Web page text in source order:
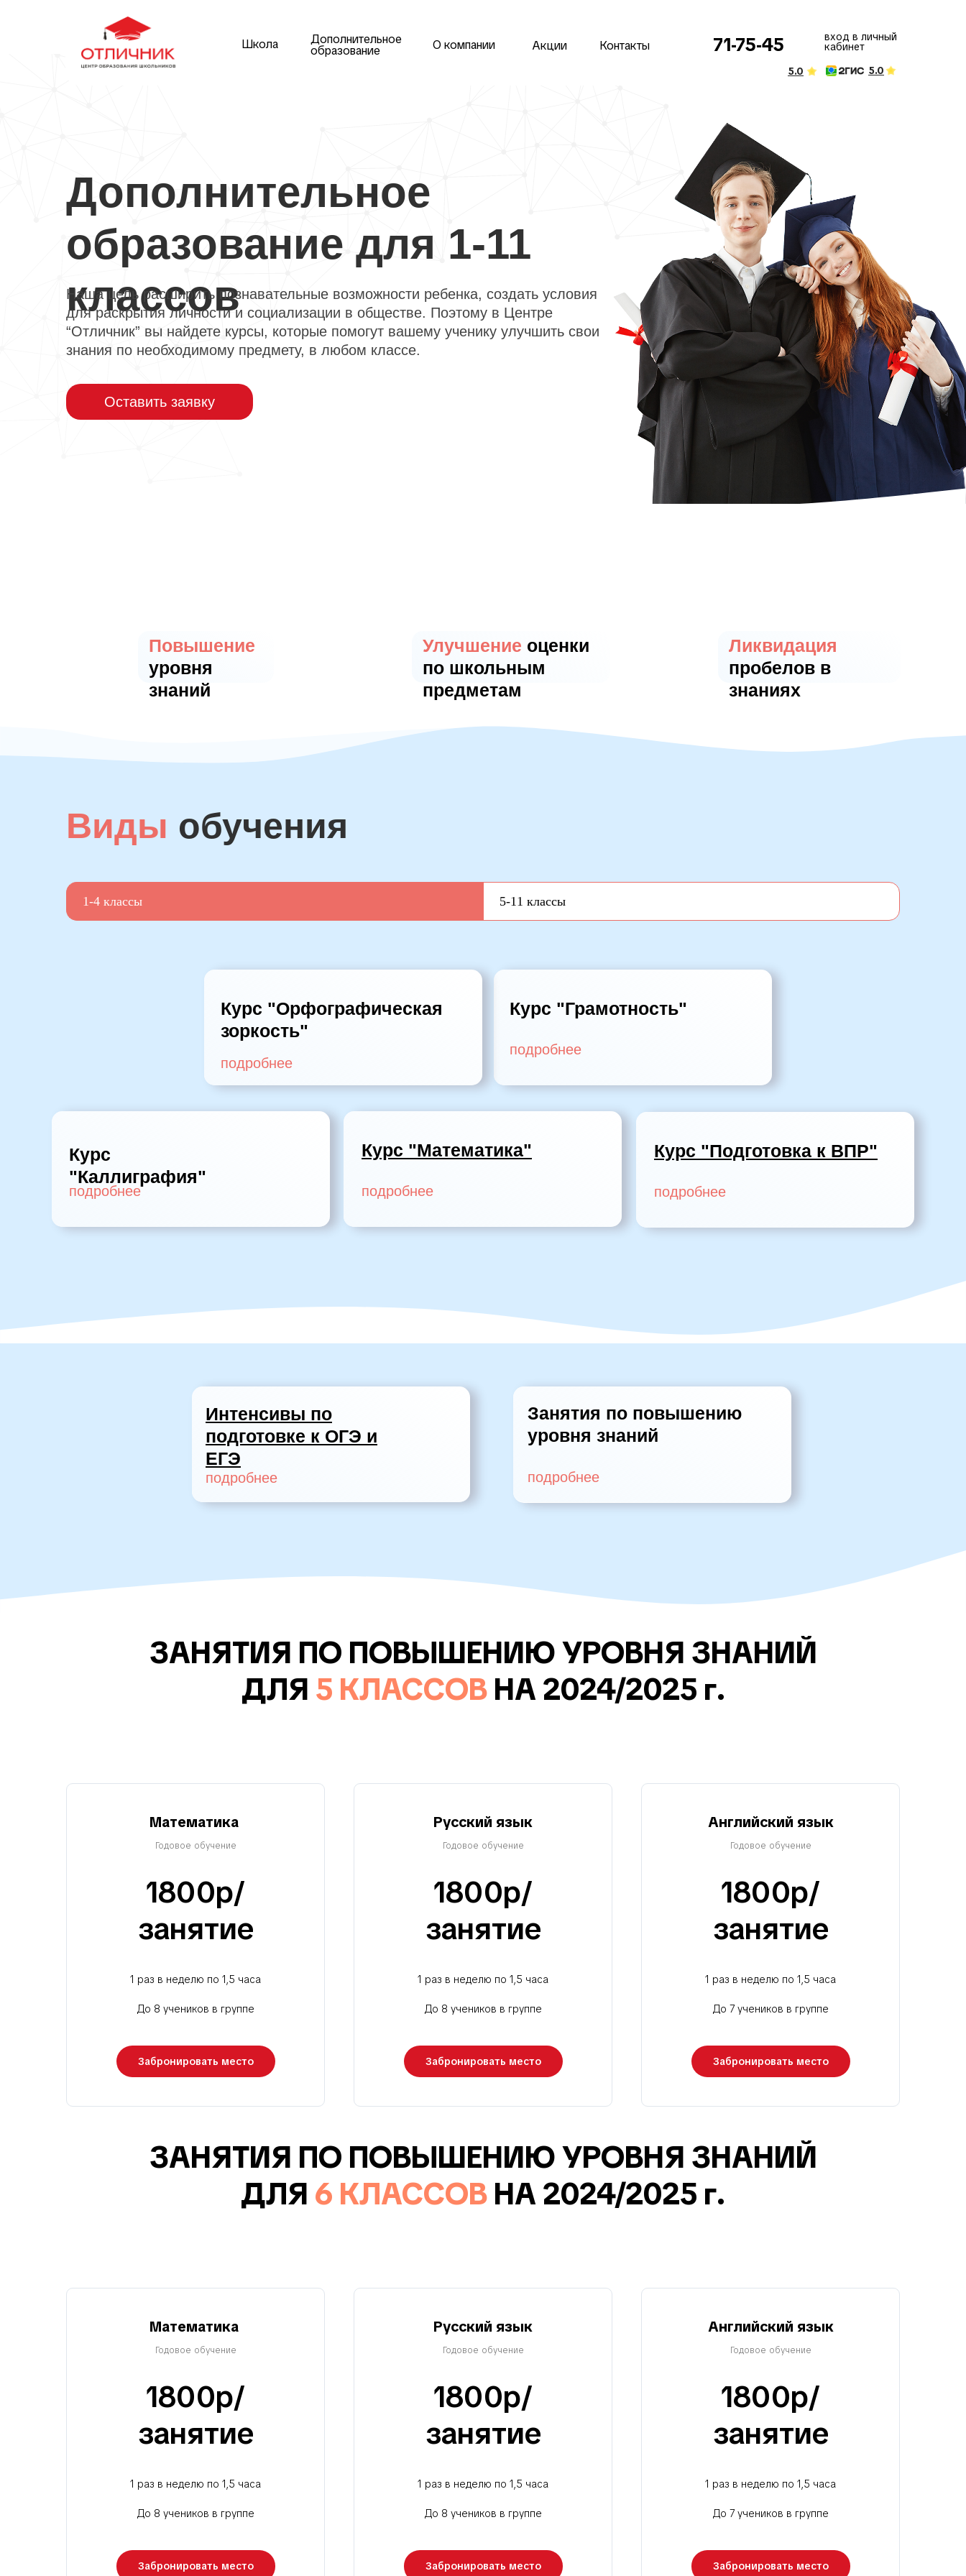
О компании Акции Контакты 71-75-45
Школа Дополнительное
образование
5.0 5.0
вход в личный
кабинет
Дополнительное
образование для 1-11
классов
Наша цель расширить познавательные возможности ребенка, создать условия
для раскрытия личности и социализации в обществе. Поэтому в Центре
“Отличник” вы найдете курсы, которые помогут вашему ученику улучшить свои
знания по необходимому предмету, в любом классе.
Оставить заявку
Ликвидация
пробелов в
знаниях
Улучшение оценки
по школьным
предметам
Повышение
уровня
знаний
Виды обучения
1-4 классы 5-11 классы
подробнее
Время
Курс
"Каллиграфия"
подробнее
подробнее
Курс "Грамотность"
подробнее
Курс "Орфографическая
зоркость"
Летняя смена
подробнее
Курс "Математика"
подробнее
Курс "Подготовка к ВПР"
подробнее
Занятия по повышению
уровня знаний
подробнее
Интенсивы по
подготовке к ОГЭ и
ЕГЭ
ЗАНЯТИЯ ПО ПОВЫШЕНИЮ УРОВНЯ ЗНАНИЙ
ДЛЯ 5 КЛАССОВНА 2024/2025 г.
Математика
Годовое обучение
1800р/
занятие
1 раз в неделю по 1,5 часа
До 8 учеников в группе
Забронировать место
Русский язык
Годовое обучение
1800р/
занятие
1 раз в неделю по 1,5 часа
До 8 учеников в группе
Забронировать место
Английский язык
Годовое обучение
1800р/
занятие
1 раз в неделю по 1,5 часа
До 7 учеников в группе
Забронировать место
ЗАНЯТИЯ ПО ПОВЫШЕНИЮ УРОВНЯ ЗНАНИЙ
ДЛЯ 6 КЛАССОВ НА 2024/2025 г.
Математика
Годовое обучение
1800р/
занятие
1 раз в неделю по 1,5 часа
До 8 учеников в группе
Забронировать место
Русский язык
Годовое обучение
1800р/
занятие
1 раз в неделю по 1,5 часа
До 8 учеников в группе
Забронировать место
Английский язык
Годовое обучение
1800р/
занятие
1 раз в неделю по 1,5 часа
До 7 учеников в группе
Забронировать место